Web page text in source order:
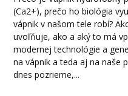
(Ca2+), prečo ho biológia
vápnik v našom tele robí?
uvoľňuje, ako a aký to má
modernej technológie a
na vápnik a teda aj na naše
dnes pozrieme,...